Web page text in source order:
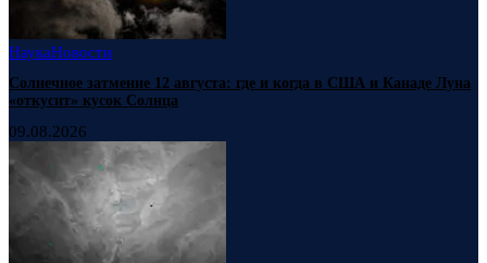
НаукаНовости
Солнечное затмение 12 августа: где и когда в США и Канаде Луна
«откусит» кусок Солнца
09.08.2026